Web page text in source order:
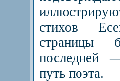
стихов
страницы
последней
путь поэта.